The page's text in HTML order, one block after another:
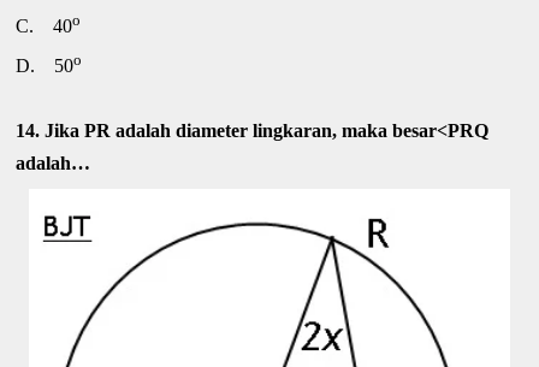
C. 40o
D. 50o
14. Jika PR adalah diameter lingkaran, maka besar<PRQ
adalah…